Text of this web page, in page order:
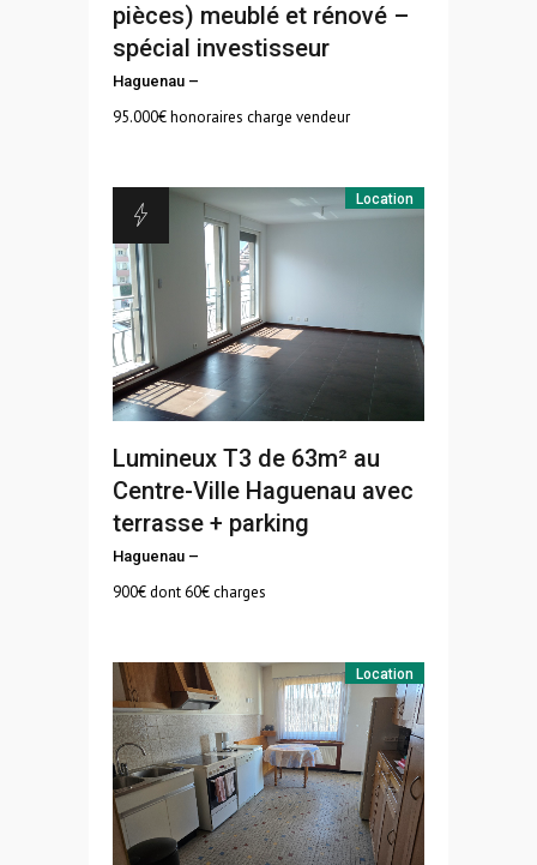
pièces) meublé et rénové –
spécial investisseur
Haguenau –
95.000€ honoraires charge vendeur
Location
Lumineux T3 de 63m² au
Centre-Ville Haguenau avec
terrasse + parking
Haguenau –
900€ dont 60€ charges
Location